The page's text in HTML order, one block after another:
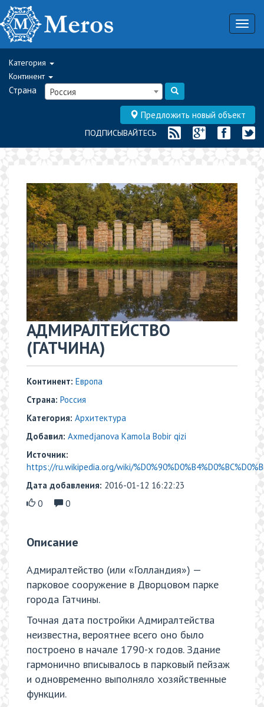
Категория
Континент
Страна Россия
Предложить новый объект
ПОДПИСЫВАЙТЕСЬ
АДМИРАЛТЕЙСТВО
(ГАТЧИНА)
Континент: Европа
Страна: Россия
Категория: Архитектура
Добавил: Axmedjanova Kamola Bobir qizi
Источник:
https://ru.wikipedia.org/wiki/
Дата добавления: 2016-01-12 16:22:23
0
0
Описание
Адмиралтейство (или «Голландия») —
парковое сооружение в Дворцовом парке
города Гатчины.
Точная дата постройки Адмиралтейства
неизвестна, вероятнее всего оно было
построено в начале 1790-х годов. Здание
гармонично вписывалось в парковый пейзаж
и одновременно выполняло хозяйственные
функции.